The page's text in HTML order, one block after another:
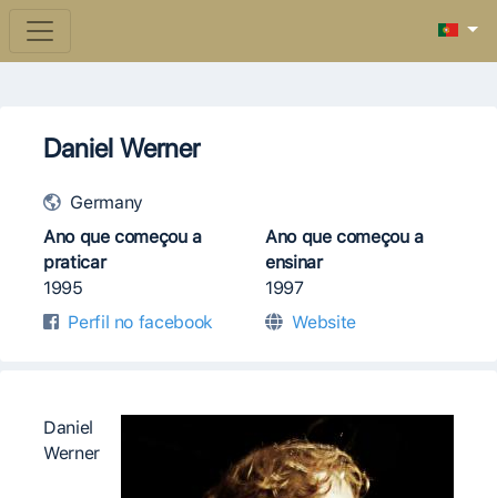
Daniel Werner
Germany
Ano que começou a
praticar
1995
Ano que começou a
ensinar
1997
Perfil no facebook
Website
Daniel
Werner